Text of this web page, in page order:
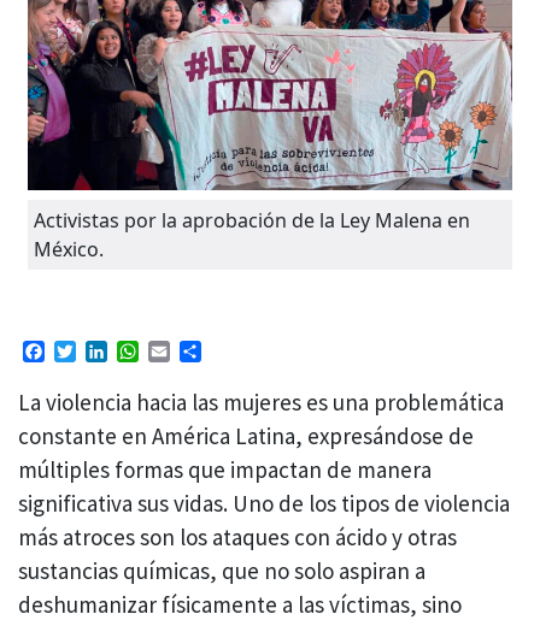
Activistas por la aprobación de la Ley Malena en
México.
Facebook
TwitterLinkedIn
WhatsApp
Email
La violencia hacia las mujeres es una problemática
constante en América Latina, expresándose de
múltiples formas que impactan de manera
significativa sus vidas. Uno de los tipos de violencia
más atroces son los ataques con ácido y otras
sustancias químicas, que no solo aspiran a
deshumanizar físicamente a las víctimas, sino